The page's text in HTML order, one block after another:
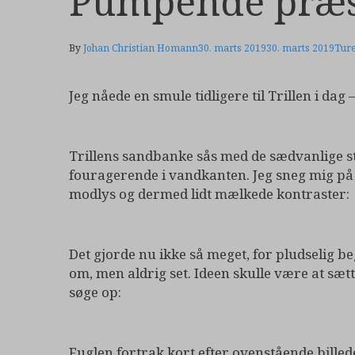
ByJohan Christian Homann30. marts 201930. marts 2019
Jeg nåede en smule tidligere til Trillen i
Trillens sandbanke sås med de
fouragerende i vandkanten. Jeg sneg mig
modlys og dermed lidt mælkede kontraster:
Det gjorde nu ikke så meget, for pludselig
om, men aldrig set. Ideen skulle være at
søge op: